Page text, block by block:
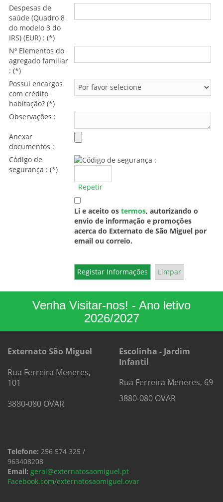
Despesas de
saúde (Quadro 8
do modelo 3 do
IRS) (EUR) : (*)
Nº Elementos do
agregado familiar
: (*)
Possui encargos
com crédito
habitação? (*)
Observações :
Anexar
documentos :
Código de
segurança : (*)
Repetir
Li e aceito os termos, autorizando o
envio de informação e promoções
acerca do Externato de São Miguel por
email ou correio.
Venha Visitar-nos! - Ano letivo
2026/2027
Externato São Miguel
Rua Ferreira Meneres,
101
3880-080 OVAR
Escolinha - Jardim
Infantil
Rua Ferreira Meneres, 69
3880-080 OVAR
Telefone: 256 574 325 /
963408208
Email: geral@externatosaomiguel.pt
Facebook.com/externatosaomiguel.ovar